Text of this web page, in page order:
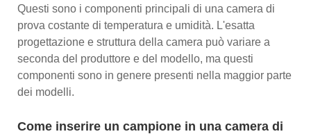
Questi sono i componenti principali di una camera di
prova costante di temperatura e umidità. L'esatta
progettazione e struttura della camera può variare a
seconda del produttore e del modello, ma questi
componenti sono in genere presenti nella maggior parte
dei modelli.
Come inserire un campione in una camera di